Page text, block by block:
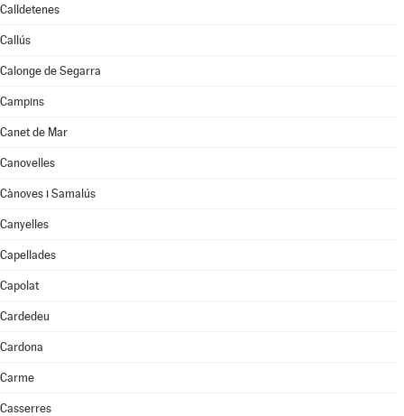
Calldetenes
Callús
Calonge de Segarra
Campins
Canet de Mar
Canovelles
Cànoves i Samalús
Canyelles
Capellades
Capolat
Cardedeu
Cardona
Carme
Casserres